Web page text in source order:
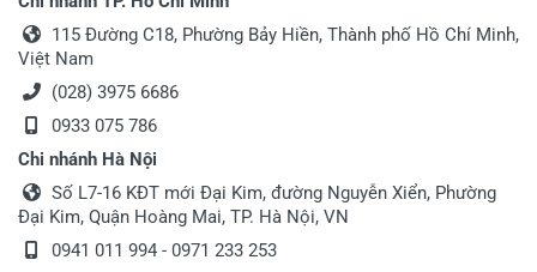
115 Đường C18, Phường Bảy Hiền, Thành phố Hồ Chí Minh,
Việt Nam
(028) 3975 6686
0933 075 786
Chi nhánh Hà Nội
Số L7-16 KĐT mới Đại Kim, đường Nguyễn Xiển, Phường
Đại Kim, Quận Hoàng Mai, TP. Hà Nội, VN
0941 011 994 - 0971 233 253